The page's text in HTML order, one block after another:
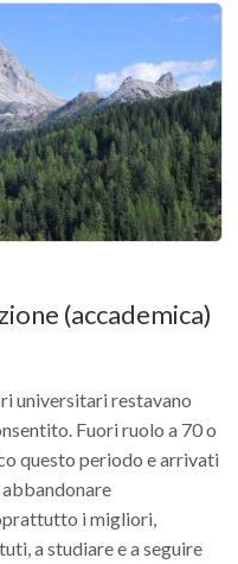
(accademica)
universitari restavano
Fuori ruolo a 70 o
questo periodo e arrivati
abbandonare
i migliori,
a studiare e a seguire